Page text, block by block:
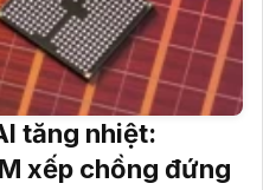
tăng nhiệt:
xếp chồng đứng